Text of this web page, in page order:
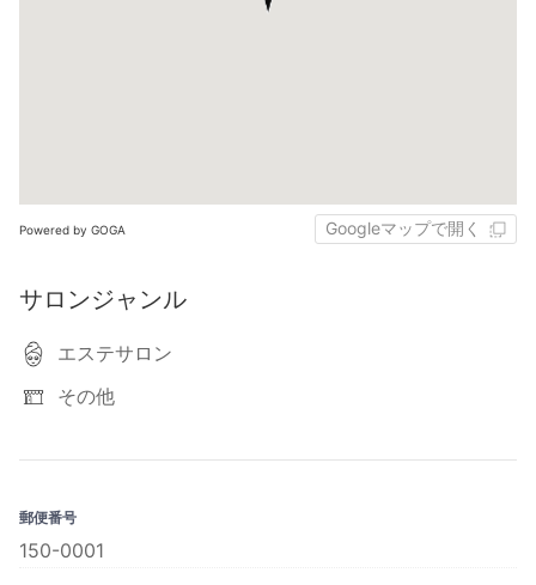
Powered by GOGA Googleマップで開く
サロンジャンル
エステサロン
その他
郵便番号
150-0001